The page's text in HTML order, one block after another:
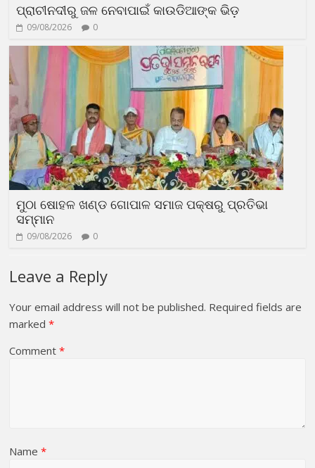
ପ୍ରାଚୀନଦୀରୁ ଜଳ ନେବାପାଇଁ କାଉଡିଆଙ୍କ ଭିଡ଼
09/08/2026 0
ମୁଠା ଷୋହଳ ଖଣ୍ଡ ଗୋପାଳ ସମାଜ ପକ୍ଷରୁ ପ୍ରତିଭା
ସମ୍ମାନ
09/08/2026 0
Leave a Reply
Your email address will not be published. Required fields are
marked*
Comment*
Name*